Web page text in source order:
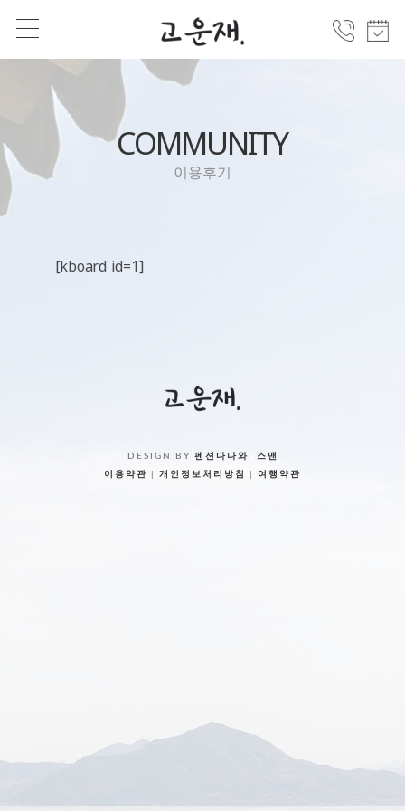
COMMUNITY
이용후기
[kboard id=1]
DESIGN BY 펜션다나와
스맨
이용약관
개인정보처리방침 여행약관